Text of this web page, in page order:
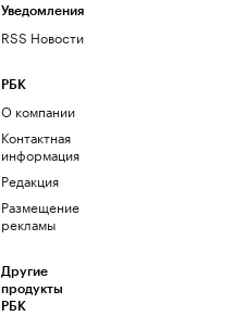
Уведомления
RSS Новости
РБК
О компании
Контактная
информация
Редакция
Размещение
рекламы
Другие
продукты
РБК